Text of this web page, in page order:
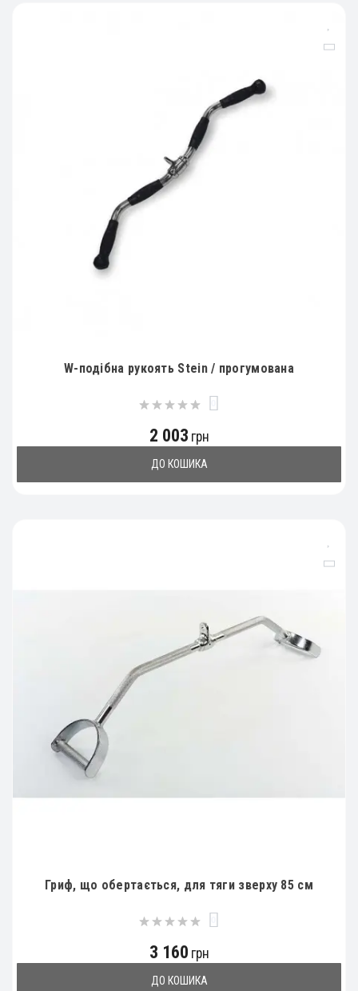
W-подібна рукоять Stein / прогумована
2 003 грн
ДО КОШИКА
Гриф, що обертається, для тяги зверху 85 см
3 160 грн
ДО КОШИКА